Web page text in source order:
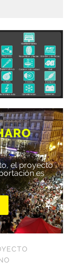
el proyecto
es